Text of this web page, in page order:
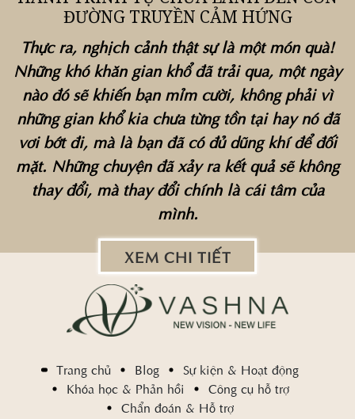
ĐƯỜNG TRUYỀN CẢM HỨNG
Thực ra, nghịch cảnh thật sự là một món quà!
Những khó khăn gian khổ đã trải qua, một ngày
nào đó sẽ khiến bạn mỉm cười, không phải vì
những gian khổ kia chưa từng tồn tại hay nó đã
vơi bớt đi, mà là bạn đã có đủ dũng khí để đối
mặt. Những chuyện đã xảy ra kết quả sẽ không
thay đổi, mà thay đổi chính là cái tâm của
mình.
XEM CHI TIẾT
Trang chủ Blog
Sự kiện & Hoạt động
Khóa học & Phản hồi
Công cụ hỗ trợ
Chẩn đoán & Hỗ trợ